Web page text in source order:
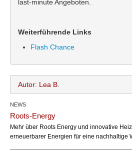
last-minute Angeboten.
Weiterführende Links
Flash Chance
Autor: Lea B.
NEWS
Roots-Energy
Mehr über Roots Energy und innovative
erneuerbarer Energien für eine nachhaltige